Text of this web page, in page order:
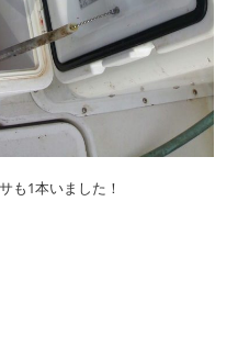
も1本いました！